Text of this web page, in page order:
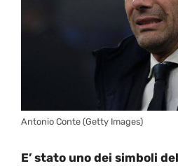
Antonio Conte (Getty Images)
E’ stato uno dei simboli